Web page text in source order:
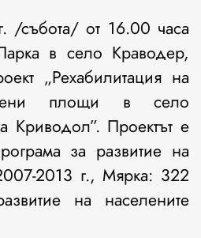
/събота/ от 16.00 часа
в село Краводер,
„Рехабилитация на
площи в село
Проектът е
за развитие на
2013 г., Мярка: 322
на населените